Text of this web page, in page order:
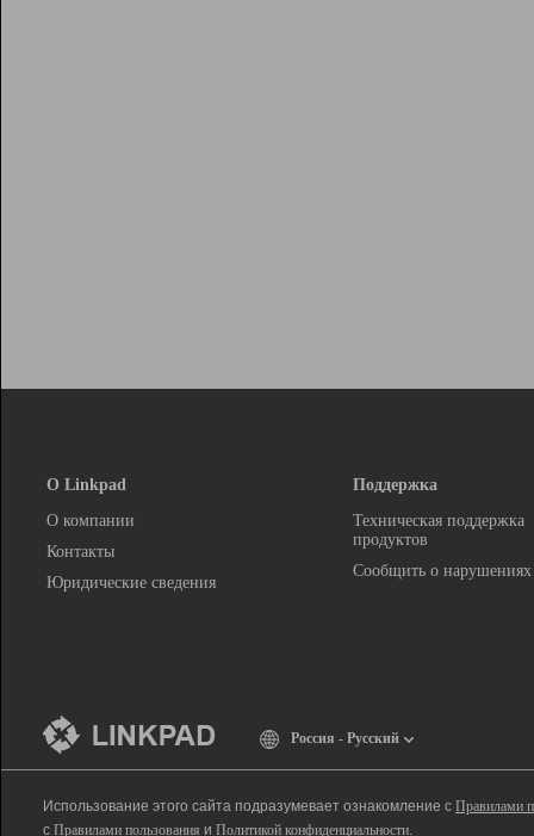
О Linkpad
О компании
Контакты
Юридические сведения
Поддержка
Техническая поддержка
продуктов
Сообщить о нарушениях
Россия - Русский
Использование этого сайта подразумевает ознакомление с Правилами
с Правилами пользования и Политикой конфиденциальности.